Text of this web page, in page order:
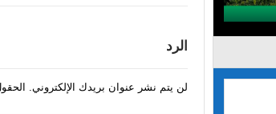
الرد
لن يتم نشر عنوان بريدك الإلكتروني.